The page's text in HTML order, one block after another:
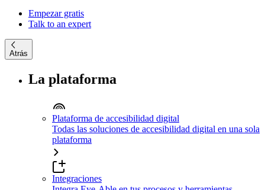
Empezar gratis
Talk to an expert
Atrás
La plataforma
Plataforma de accesibilidad digital
Todas las soluciones de accesibilidad digital en una sola
plataforma
Integraciones